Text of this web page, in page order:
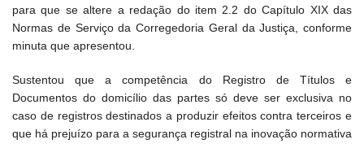
para que se altere a redação do item 2.2 do Capítulo XIX das
Normas de Serviço da Corregedoria Geral da Justiça, conforme
minuta que apresentou.
Sustentou que a competência do Registro de Títulos e
Documentos do domicílio das partes só deve ser exclusiva no
caso de registros destinados a produzir efeitos contra terceiros e
que há prejuízo para a segurança registral na inovação normativa